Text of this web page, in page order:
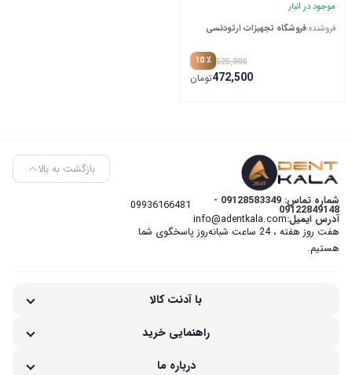
موجود در انبار
فروشنده:فروشگاه تجهیزات ارتودنسی
525,000 ٪ 10
472,500تومان
شماره تماس: 09128583349 -
09122849148
09936166481
آدرس ایمیل:info@adentkala.com
هفت روز هفته ، 24 ساعت شبانه‌روز پاسخگوی شما
هستیم.
بازگشت به بالا
با آدنت کالا
راهنمایی خرید
درباره ما